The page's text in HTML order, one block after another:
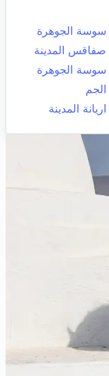
سوسة الجوهرة
صفاقس المدينة
سوسة الجوهرة
الجم
اريانة المدينة